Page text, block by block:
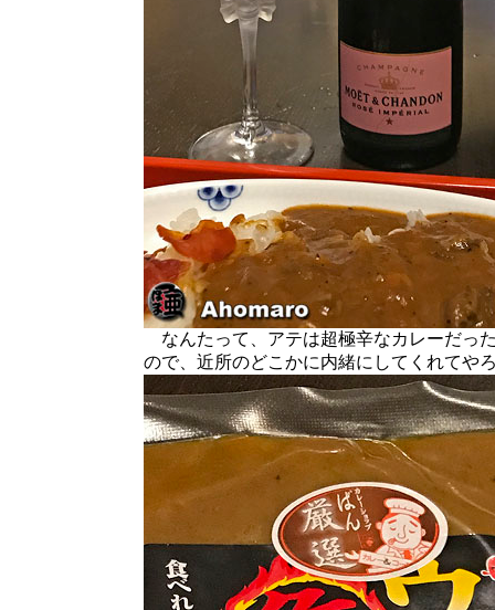
なんたって、アテは超極辛なカレーだっ
ので、近所のどこかに内緒にしてくれてや